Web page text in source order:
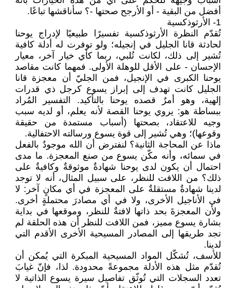
أفضل من البقية - أو الأرجح صحتها -؟ سأناقشها تباعًا.
1- الأرثوذكسية
تُقدّم النظرة الأرثوذكسية تفسيرًا طبيعيًا لإدراج يوحنا
لحادثة قانا الجليل في إنجيله؛ ولو توفرت له أدلة كافية
تُشير إلى ذلك، لكانت تُلبي، ربما كأي خيار آخر، معيار
الإحسان - على الأقل للوهلة الأولى. فمهما كانت مقاصد
يوحنا الكبرى في الإنجيل، فمن الجليّ أن معجزة قانا
الجليل كانت تهدف إلى إبراز يسوع كرجل ذي قدرات
إلهية، وهو أمرٌ قصده يوحنا بالتأكيد. التفسير المُراد
ببساطة هو: يروي يوحنا القصة لأنه يعلم، أو لديه سبب
وجيه للاعتقاد، بصحتها (أسباب مستمدة من حقيقة
وقوعها)؛ وهي تُشير إلى قوة يسوع ورسالته الاحتفالية.
ماذا عن المحاجة الثانية؟ لنفترض أن الله موجودٌ بالفعل
في سمائه، وأنه مكّن يسوع من صنع المعجزة. ما مدى
احتمال أن يكون لدى يوحنا شهادةٌ موثوقةٌ وكافيةٌ على
ذلك؟ من اللافت للنظر، على سبيل المثال، أنه لا توجد
لدينا شهادةٌ مستقلةٌ على المعجزة في أي مكانٍ آخر: لا
في الأناجيل الأخرى، ولا في أي مصادرَ محتملةٍ أخرى.
ولأن المعجزةَ بحد ذاتها لافتةٌ للنظر، وموقعها في بداية
بشارة يسوع مميز، فمن اللافت للنظر أن هذه الحلقة لم
تجد طريقها إلى المصادر المسيحية الأخرى الأقدم التي
لدينا.
للأسف، تُشكّل المواد المسيحية المبكرة التي يُمكن أن
تُقدّم مثل هذه الأدلة مجموعةً محدودة. لذا، فإنّ غيابَ
تعدد السجلات التي تُوثّق تفاصيل سيرة يسوع الذاتية لا